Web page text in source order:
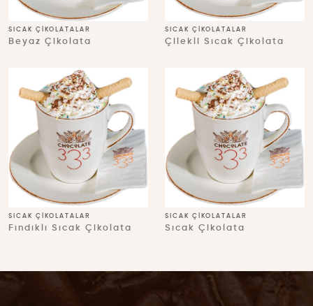
SICAK ÇIKOLATALAR
Beyaz Çikolata
SICAK ÇIKOLATALAR
Çilekli Sıcak Çikolata
SICAK ÇIKOLATALAR
Fındıklı Sıcak Çikolata
SICAK ÇIKOLATALAR
Sıcak Çikolata